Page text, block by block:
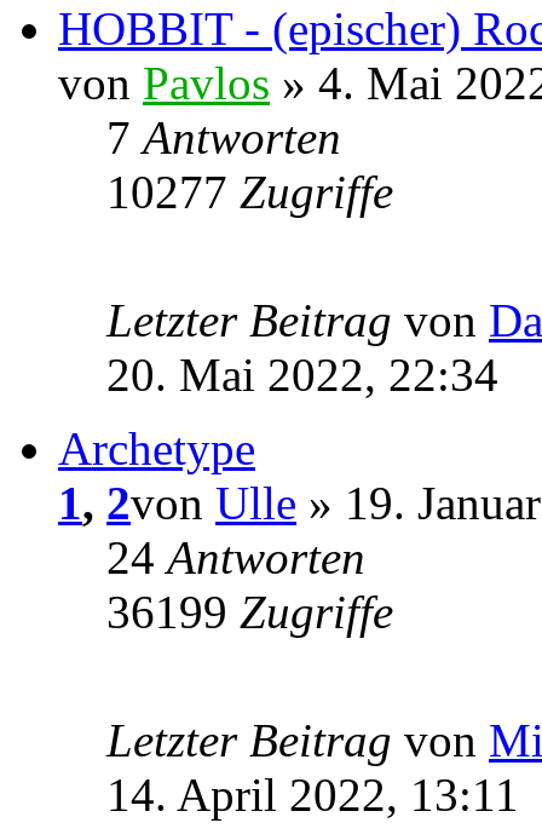
HOBBIT - (epischer)
von Pavlos » 4. Mai
7Antworten
10277 Zugriffe
Letzter Beitrag von
20. Mai 2022, 22:34
Archetype
1, 2von Ulle » 19.
24Antworten
36199 Zugriffe
Letzter Beitrag von
14. April 2022, 13:11